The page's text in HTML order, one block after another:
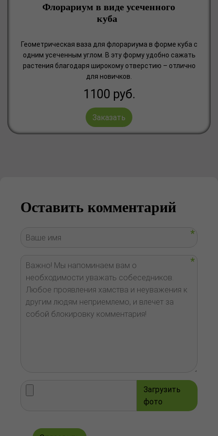
Флорариум в виде усеченного
куба
Геометрическая ваза для флорариума в форме куба с
одним усеченным углом. В эту форму удобно сажать
растения благодаря широкому отверстию – отлично
для новичков.
1100 руб.
Заказать
Оставить комментарий
Загрузить
фото